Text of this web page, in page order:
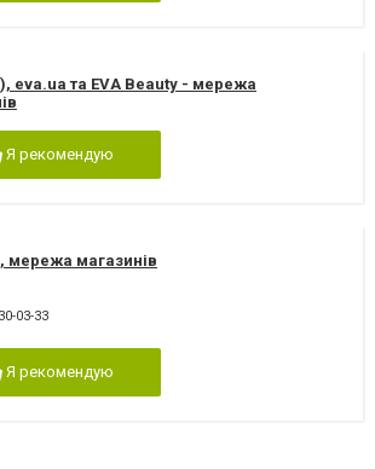
eva.ua та EVA Beauty - мережа
Я рекомендую
мережа магазинів
03-33
Я рекомендую